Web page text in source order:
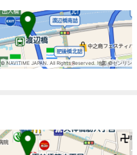
© NAVITIME JAPAN. All Rights Reserved. 地図 ©ゼンリン